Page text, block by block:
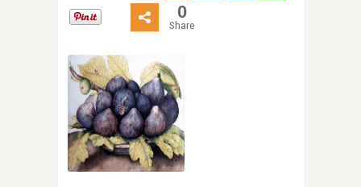
0
Share